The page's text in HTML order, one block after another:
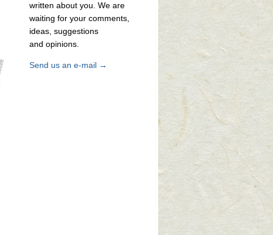
written about you. We are
waiting for your comments,
ideas, suggestions
and opinions.
Send us an e-mail →